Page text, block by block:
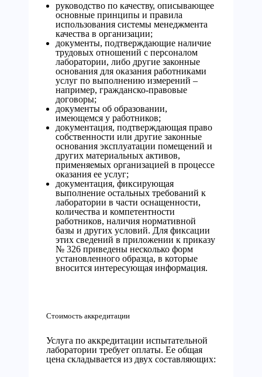
руководство по качеству, описывающее
основные принципы и правила
использования системы менеджмента
качества в организации;
документы, подтверждающие наличие
трудовых отношений с персоналом
лаборатории, либо другие законные
основания для оказания работниками
услуг по выполнению измерений –
например, гражданско-правовые
договоры;
документы об образовании,
имеющемся у работников;
документация, подтверждающая право
собственности или другие законные
основания эксплуатации помещений и
других материальных активов,
применяемых организацией в процессе
оказания ее услуг;
документация, фиксирующая
выполнение остальных требований к
лаборатории в части оснащенности,
количества и компетентности
работников, наличия нормативной
базы и других условий. Для фиксации
этих сведений в приложении к приказу
№ 326 приведены несколько форм
установленного образца, в которые
вносится интересующая информация.
Стоимость аккредитации
Услуга по аккредитации испытательной
лаборатории требует оплаты. Ее общая
цена складывается из двух составляющих: